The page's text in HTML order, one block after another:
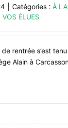
Catégories : À LA
VOS ÉLUES
rentrée s’est
Alain à